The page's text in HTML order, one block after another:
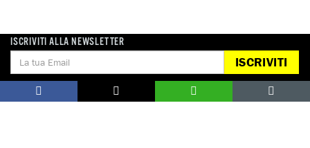
Notizie correlate per tema
ISCRIVITI ALLA NEWSLETTER
ISCRIVITI